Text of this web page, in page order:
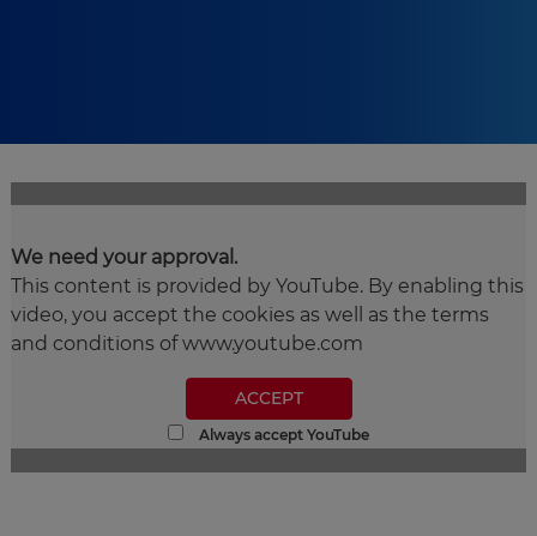
We need your approval.
This content is provided by YouTube. By enabling this
video, you accept the cookies as well as the terms
and conditions of www.youtube.com
ACCEPT
Always accept YouTube